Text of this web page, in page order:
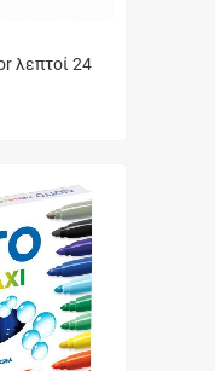
λεπτοί 24